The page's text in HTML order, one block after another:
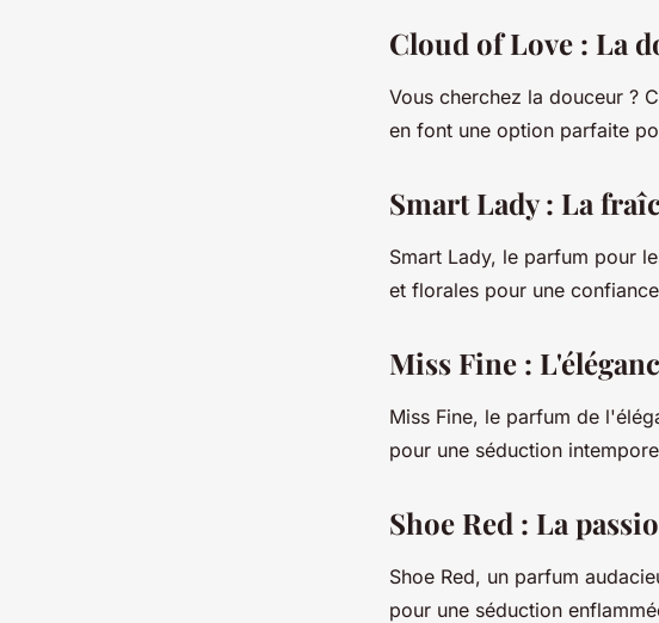
Cloud of Love : La
Vous cherchez la douceur ?
en font une option parfaite
Smart Lady : La
Smart Lady, le parfum pour
et florales pour une
Miss Fine :
Miss Fine, le parfum de
pour une séduction
Shoe Red : La
Shoe Red, un parfum
pour une séduction